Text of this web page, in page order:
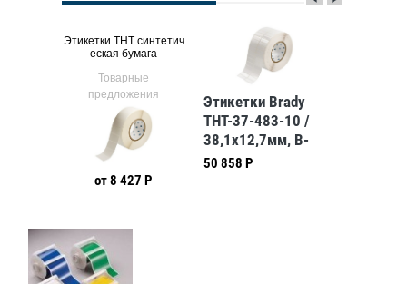
Этикетки THT синтетич
еская бумага
Товарные
предложения
от 8 427 Р
Этикетки Brady
THT-37-483-10 /
38,1x12,7мм, B-
483
50 858 Р